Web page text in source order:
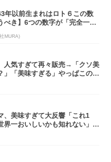
年以前生まれはロト６この数
べき】6つの数字が「完全一
MURA)
人気すぎて再々販売→「クソ美
」「美味すぎる」やっぱこのク
、美味すぎて大反響「これ1
界一おいしいかも知れない」